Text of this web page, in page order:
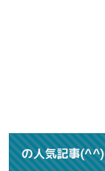
の人気記事(^^)